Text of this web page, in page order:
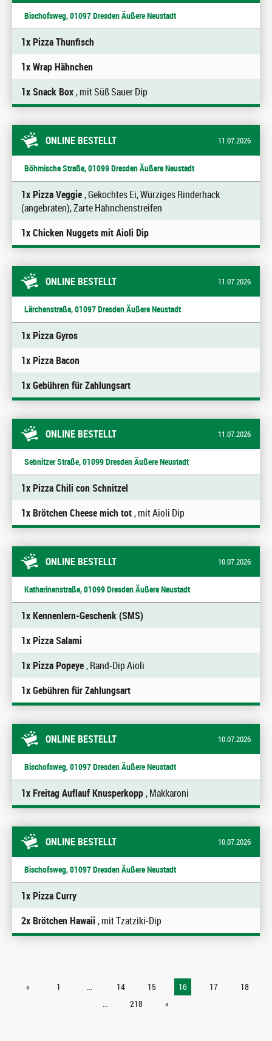
Bischofsweg, 01097 Dresden Äußere Neustadt
1x Pizza Thunfisch
1x Wrap Hähnchen
1x Snack Box, mit Süß Sauer Dip
ONLINE BESTELLT 11.07.2026
Böhmische Straße, 01099 Dresden Äußere Neustadt
1x Pizza Veggie, Gekochtes Ei, Würziges Rinderhack
(angebraten), Zarte Hähnchenstreifen
1x Chicken Nuggets mit Aioli Dip
ONLINE BESTELLT 11.07.2026
Lärchenstraße, 01097 Dresden Äußere Neustadt
1x Pizza Gyros
1x Pizza Bacon
1x Gebühren für Zahlungsart
ONLINE BESTELLT 11.07.2026
Sebnitzer Straße, 01099 Dresden Äußere Neustadt
1x Pizza Chili con Schnitzel
1x Brötchen Cheese mich tot, mit Aioli Dip
ONLINE BESTELLT 10.07.2026
Katharinenstraße, 01099 Dresden Äußere Neustadt
1x Kennenlern-Geschenk (SMS)
1x Pizza Salami
1x Pizza Popeye, Rand-Dip Aioli
1x Gebühren für Zahlungsart
ONLINE BESTELLT 10.07.2026
Bischofsweg, 01097 Dresden Äußere Neustadt
1x Freitag Auflauf Knusperkopp, Makkaroni
ONLINE BESTELLT 10.07.2026
Bischofsweg, 01097 Dresden Äußere Neustadt
1x Pizza Curry
2x Brötchen Hawaii , mit Tzatziki-Dip
« 1 ... 14 15 16 17
18
...
218 »